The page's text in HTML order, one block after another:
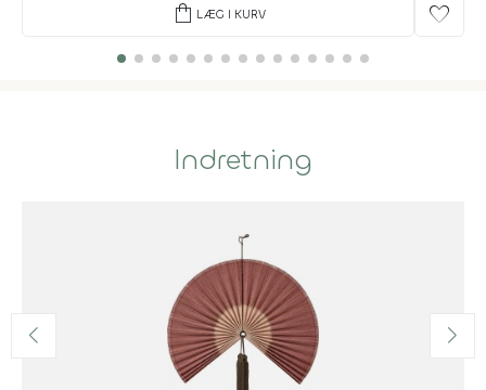
shopping_bag LÆG I KURV favorite
Indretning